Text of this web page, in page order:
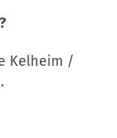
Kelheim /